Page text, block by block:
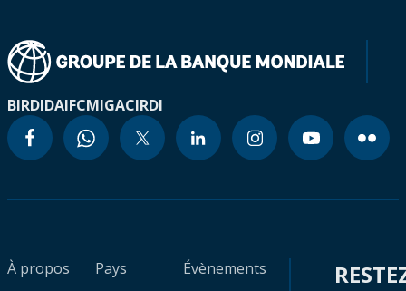
BIRDIDAIFCMIGACIRDI
À propos
Pays
Évènements